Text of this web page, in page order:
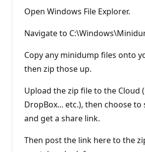
Open Windows File Explorer.
Navigate to
Copy any minidump files onto
then zip those up.
Upload the zip file to the Cloud
DropBox... etc.), then choose to
and get a share link.
Then post the link here to the